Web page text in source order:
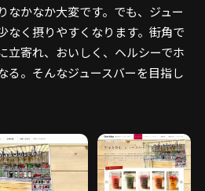
なかなか大変です。でも、ジュー
なく摂りやすくなります。街角で
立寄れ、おいしく、ヘルシーでホ
る。そんなジュースバーを目指し